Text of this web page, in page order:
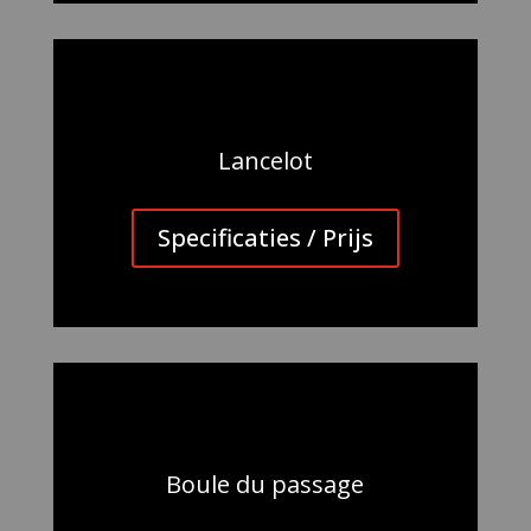
Lancelot
Specificaties / Prijs
Boule du passage